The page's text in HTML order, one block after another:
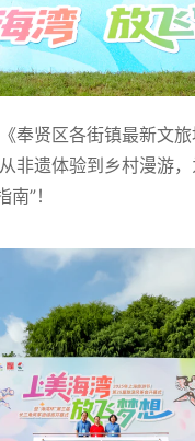
奉贤区各街镇最新文
非遗体验到乡村漫游，
”！